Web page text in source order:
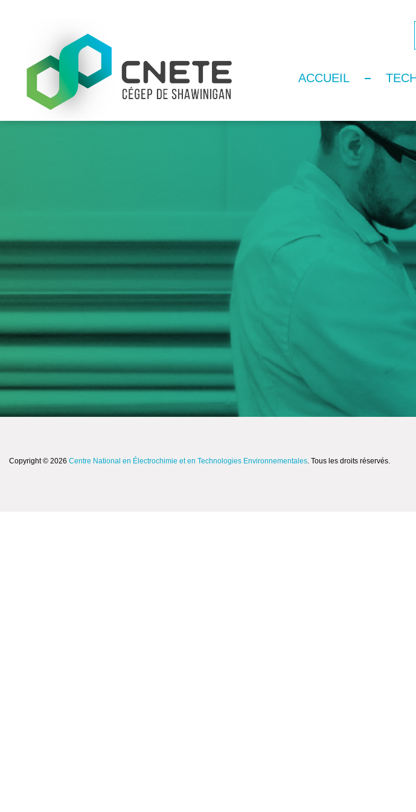
ACCUEIL
Copyright © 2026 Centre National en Électrochimie et en Technologies Environnementales . Tous les droits réservés.